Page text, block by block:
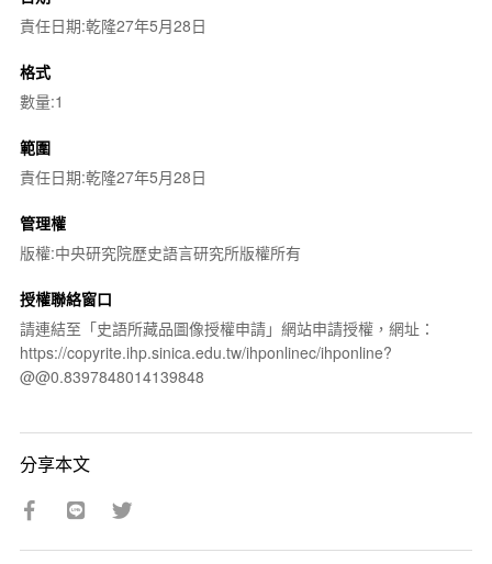
責任日期:乾隆27年5月28日
格式
數量:1
範圍
責任日期:乾隆27年5月28日
管理權
版權:中央研究院歷史語言研究所版權所有
授權聯絡窗口
請連結至「史語所藏品圖像授權申請」網站申請授權，網址：
https://copyrite.ihp.sinica.edu.tw/ihponlinec/ihponline?
@@0.8397848014139848
分享本文